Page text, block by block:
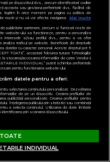
pe dispozitivul dvs., precum identificatorii cookie
accepta sau gestiona preferințele dvs. făcând clic
legitim în orice moment pe pagina cu politica de
noștri și nu vă vor afecta navigarea.
Mai multe
publicitate partenere, precum si furnizorii nostri de
website-ului sa functioneze, pentru a personaliza
interesele si/sau profilul dvs., pentru a va oferi
analiza traficul pe website. Beneficiati de drepturile
datelor cu caracter personal. Aceste drepturi pot fi
TOATE”, acceptati folosirea tuturor Tehnologiilor
stocarea/accesarea informatiilor de catre Vendor-ii
INDIVIDUAL” puteti schimba preferintele
pentru functionarea website-ului.
datele pentru a oferi:
selectarea conținutului personalizat. Dezvoltarea
de pe un dispozitiv. Crearea profilurilor de
publicității personalizate. Crearea profilurilor pentru
Înțelegerea publicului prin statistici sau combinații
a selecta conținutul. Utilizarea de date limitate
prin scanarea dispozitivului.
INDIVIDUAL